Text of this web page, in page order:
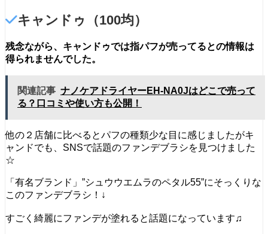
キャンドゥ（100均）
残念ながら、キャンドゥでは指パフが売ってるとの情報は
得られませんでした。
関連記事 ナノケアドライヤーEH-NA0Jはどこで売って
る？口コミや使い方も公開！
他の２店舗に比べるとパフの種類少な目に感じましたがキ
ャンドでも、SNSで話題のファンデブラシを見つけました
☆
「有名ブランド」”シュウウエムラのペタル55”にそっくりな
このファンデブラシ！↓
すごく綺麗にファンデが塗れると話題になっています♫